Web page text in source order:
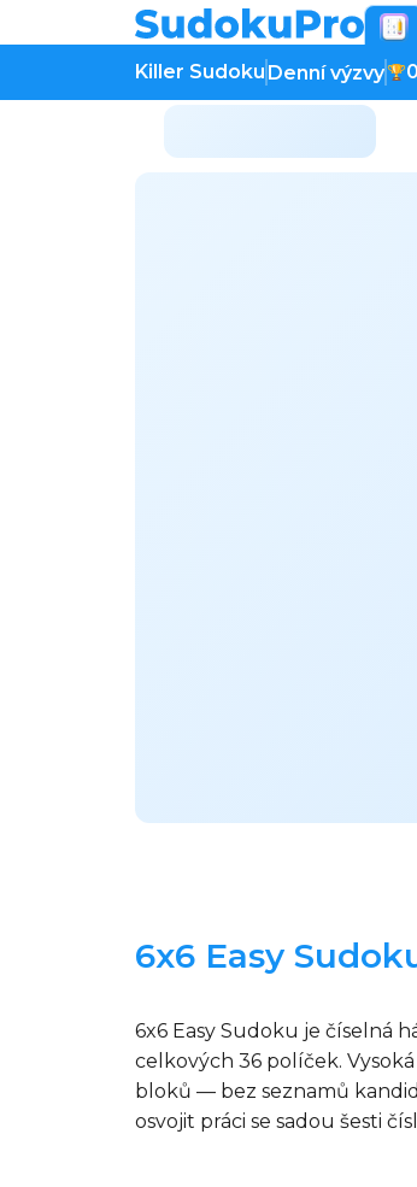
Killer Sudoku Denní výzvy
6x6 Easy
6x6 Easy Sudoku je číselná
celkových 36 políček.
bloků — bez seznamů
osvojit práci se sadou šesti